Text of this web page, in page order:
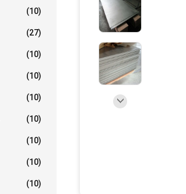
(10)
(27)
(10)
(10)
(10)
(10)
(10)
(10)
(10)